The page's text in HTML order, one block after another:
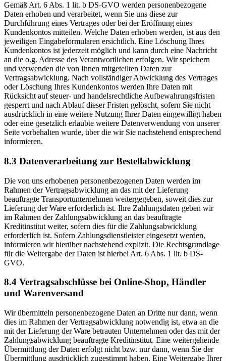
Gemäß Art. 6 Abs. 1 lit. b DS-GVO werden personenbezogene
Daten erhoben und verarbeitet, wenn Sie uns diese zur
Durchführung eines Vertrages oder bei der Eröffnung eines
Kundenkontos mitteilen. Welche Daten erhoben werden, ist aus den
jeweiligen Eingabeformularen ersichtlich. Eine Löschung Ihres
Kundenkontos ist jederzeit möglich und kann durch eine Nachricht
an die o.g. Adresse des Verantwortlichen erfolgen. Wir speichern
und verwenden die von Ihnen mitgeteilten Daten zur
Vertragsabwicklung. Nach vollständiger Abwicklung des Vertrages
oder Löschung Ihres Kundenkontos werden Ihre Daten mit
Rücksicht auf steuer- und handelsrechtliche Aufbewahrungsfristen
gesperrt und nach Ablauf dieser Fristen gelöscht, sofern Sie nicht
ausdrücklich in eine weitere Nutzung Ihrer Daten eingewilligt haben
oder eine gesetzlich erlaubte weitere Datenverwendung von unserer
Seite vorbehalten wurde, über die wir Sie nachstehend entsprechend
informieren.
8.3 Datenverarbeitung zur Bestellabwicklung
Die von uns erhobenen personenbezogenen Daten werden im
Rahmen der Vertragsabwicklung an das mit der Lieferung
beauftragte Transportunternehmen weitergegeben, soweit dies zur
Lieferung der Ware erforderlich ist. Ihre Zahlungsdaten geben wir
im Rahmen der Zahlungsabwicklung an das beauftragte
Kreditinstitut weiter, sofern dies für die Zahlungsabwicklung
erforderlich ist. Sofern Zahlungsdienstleister eingesetzt werden,
informieren wir hierüber nachstehend explizit. Die Rechtsgrundlage
für die Weitergabe der Daten ist hierbei Art. 6 Abs. 1 lit. b DS-
GVO.
8.4 Vertragsabschlüsse bei Online-Shop, Händler
und Warenversand
Wir übermitteln personenbezogene Daten an Dritte nur dann, wenn
dies im Rahmen der Vertragsabwicklung notwendig ist, etwa an die
mit der Lieferung der Ware betrauten Unternehmen oder das mit der
Zahlungsabwicklung beauftragte Kreditinstitut. Eine weitergehende
Übermittlung der Daten erfolgt nicht bzw. nur dann, wenn Sie der
Übermittlung ausdrücklich zugestimmt haben. Eine Weitergabe Ihrer